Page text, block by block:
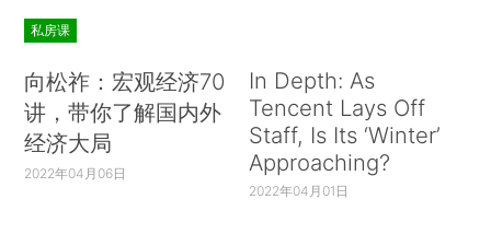
私房课
向松祚：宏观经济70
讲，带你了解国内外
经济大局
2022年04月06日
In Depth: As
Tencent Lays Off
Staff, Is Its ‘Winter’
Approaching?
2022年04月01日